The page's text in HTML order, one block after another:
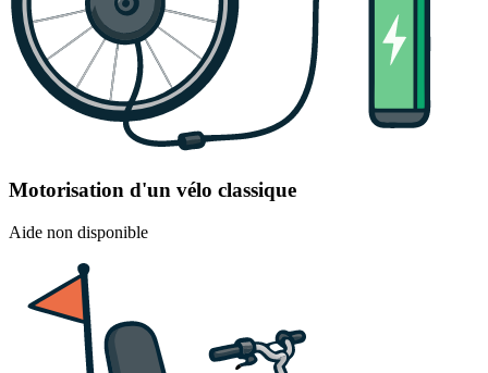
Motorisation d'un vélo classique
Aide non disponible